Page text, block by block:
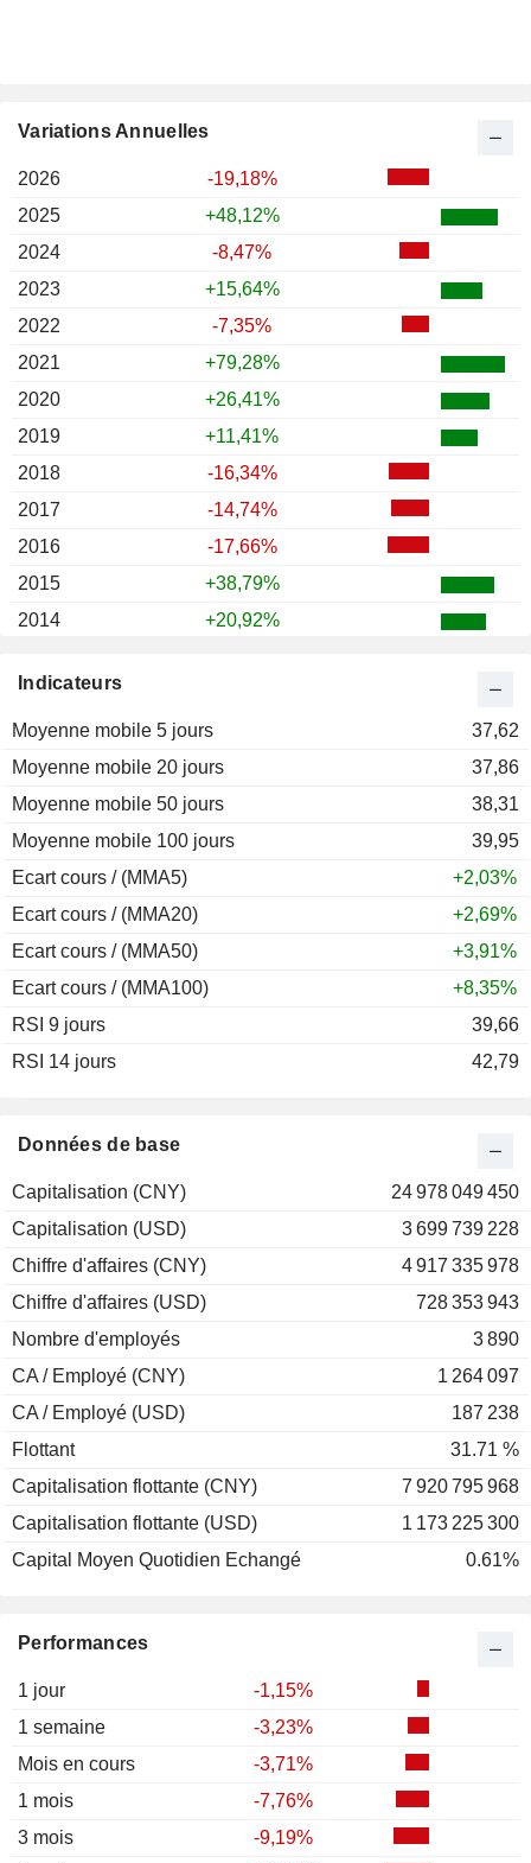
Performances
1 jour
-1,15%
1 semaine
-3,23%
Mois en cours
-3,71%
1 mois
-7,76%
3 mois
-9,19%
Données de base
Capitalisation (CNY)
24 978 049 450
Capitalisation (USD)
3 699 739 228
Chiffre d'affaires (CNY)
4 917 335 978
Chiffre d'affaires (USD)
728 353 943
Nombre d'employés
3 890
CA / Employé (CNY)
1 264 097
CA / Employé (USD)
187 238
Flottant
31.71 %
Capitalisation flottante (CNY)
7 920 795 968
Capitalisation flottante (USD)
1 173 225 300
Capital Moyen Quotidien Echangé
0.61%
Indicateurs
Moyenne mobile 5 jours
37,62
Moyenne mobile 20 jours
37,86
Moyenne mobile 50 jours
38,31
Moyenne mobile 100 jours
39,95
Ecart cours / (MMA5)
+2,03%
Ecart cours / (MMA20)
+2,69%
Ecart cours / (MMA50)
+3,91%
Ecart cours / (MMA100)
+8,35%
RSI 9 jours
39,66
RSI 14 jours
42,79
Variations Annuelles
2026
-19,18%
2025
+48,12%
2024
-8,47%
2023
+15,64%
2022
-7,35%
2021
+79,28%
2020
+26,41%
2019
+11,41%
2018
-16,34%
2017
-14,74%
2016
-17,66%
2015
+38,79%
2014
+20,92%
2012
2011
-35,74%
2010
+34,72%
2009
+141,61%
2008
-20,60%
2007
2006
2005
2004
-18,00%
2003
2002